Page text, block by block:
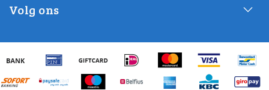
Volg ons